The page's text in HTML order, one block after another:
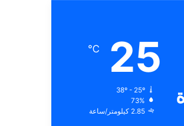
25
℃
38º - 25º
73%
2.85 كيلومتر/ساعة